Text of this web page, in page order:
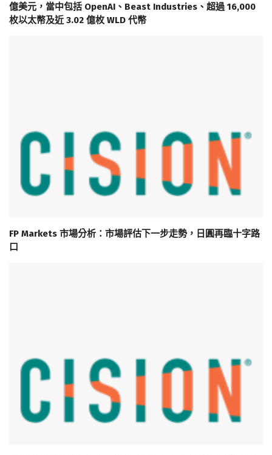
億美元，當中包括 OpenAI、Beast Industries、超過 16,000
枚以太幣及近 3.02 億枚 WLD 代幣
FP Markets 市場分析：市場評估下一步走勢，日圓再臨十字路
口